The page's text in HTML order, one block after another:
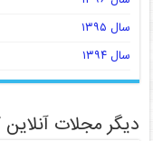
سال ۱۳۹۵
سال ۱۳۹۴
دیگر مجلات آنلاین